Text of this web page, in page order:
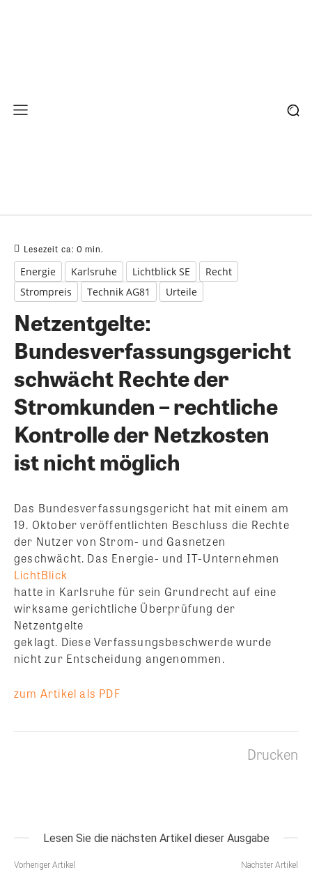
Lesezeit ca: 0 min.
Energie Karlsruhe Lichtblick SE
Recht
Strompreis
Technik AG81 Urteile
Netzentgelte:
Bundesverfassungsgericht
schwächt Rechte der
Stromkunden – rechtliche
Kontrolle der Netzkosten
ist nicht möglich
Das Bundesverfassungsgericht hat mit einem am
19. Oktober veröffentlichten Beschluss die Rechte
der Nutzer von Strom- und Gasnetzen
geschwächt. Das Energie- und IT-Unternehmen
LichtBlick
hatte in Karlsruhe für sein Grundrecht auf eine
wirksame gerichtliche Überprüfung der
Netzentgelte
geklagt. Diese Verfassungsbeschwerde wurde
nicht zur Entscheidung angenommen.
zum Artikel als PDF
Drucken
Lesen Sie die nächsten Artikel dieser Ausgabe
Vorheriger Artikel Nächster Artikel